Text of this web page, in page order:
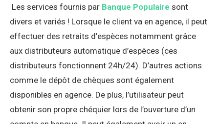
Les services fournis par Banque Populaire sont
divers et variés ! Lorsque le client va en agence, il peut
effectuer des retraits d’espèces notamment grâce
aux distributeurs automatique d’espèces (ces
distributeurs fonctionnent 24h/24). D’autres actions
comme le dépôt de chèques sont également
disponibles en agence. De plus, l’utilisateur peut
obtenir son propre chéquier lors de l’ouverture d’un